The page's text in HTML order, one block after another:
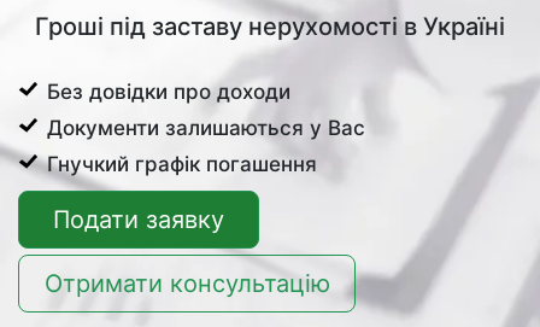
Гроші під заставу нерухомості в Україні
Без довідки про доходи
Документи залишаються у Вас
Гнучкий графік погашення
Подати заявку
Отримати консультацію